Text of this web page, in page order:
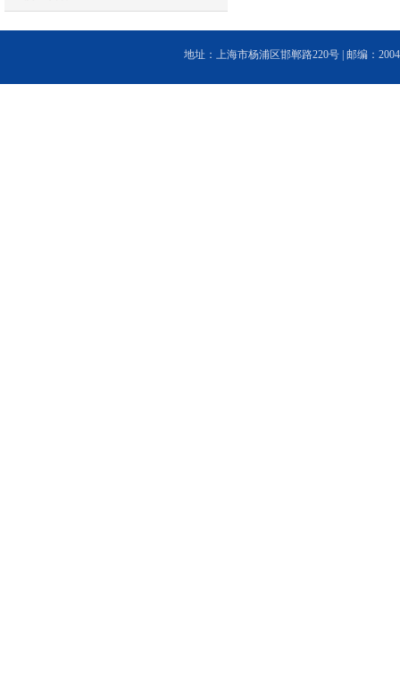
地址：上海市杨浦区邯郸路220号 | 邮编：